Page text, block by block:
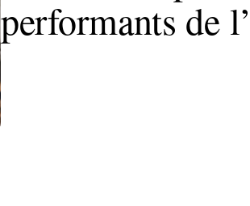
performants de